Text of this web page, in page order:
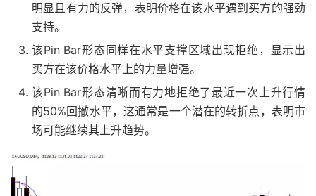
明显且有力的反弹，表明价格在该水平遇到买方的强劲
支持。
该Pin Bar形态同样在水平支撑区域出现拒绝，显示出
买方在该价格水平上的力量增强。
该Pin Bar形态清晰而有力地拒绝了最近一次上升行情
的50%回撤水平，这通常是一个潜在的转折点，表明市
场可能继续其上升趋势。